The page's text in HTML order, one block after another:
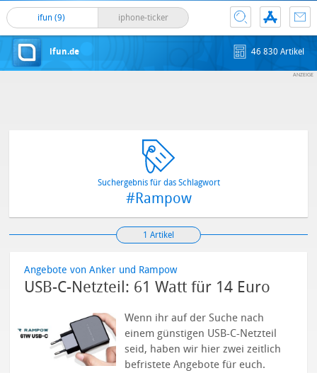
ifun (9) iphone-ticker
ifun.de 46 830 Artikel
Suchergebnis für das Schlagwort
#Rampow
1 Artikel
Angebote von Anker und Rampow
USB-C-Netzteil: 61 Watt für 14 Euro
Wenn ihr auf der Suche nach
einem günstigen USB-C-Netzteil
seid, haben wir hier zwei zeitlich
befristete Angebote für euch.